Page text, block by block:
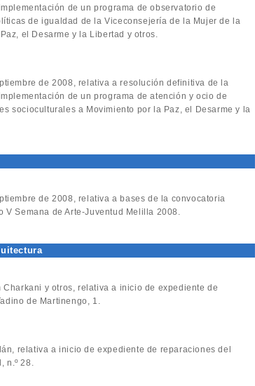
de un programa de observatorio de
de igualdad de la Viceconsejería de la Mujer de la
el Desarme y la Libertad y otros.
de 2008, relativa a resolución definitiva de la
de un programa de atención y ocio de
socioculturales a Movimiento por la Paz, el Desarme y la
de 2008, relativa a bases de la convocatoria
Semana de Arte-Juventud Melilla 2008.
Charkani y otros, relativa a inicio de expediente de
de Martinengo, 1.
relativa a inicio de expediente de reparaciones del
n.º 28.